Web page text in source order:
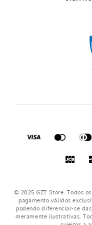
© 2025 GZT Store. Todos
pagamento válidos
podendo diferenciar-se
meramente ilustrativas.